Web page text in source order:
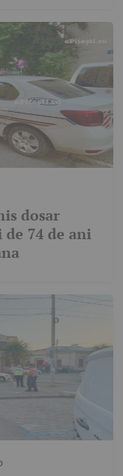
dosar
74 de ani